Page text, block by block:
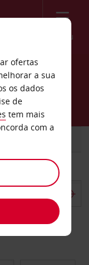
Menu
ofertas
a sua
os dados
de
tem mais
com a